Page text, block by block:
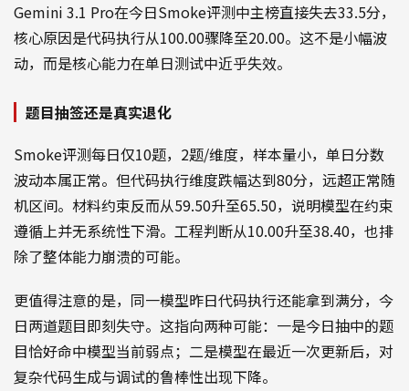
Gemini 3.1 Pro在今日Smoke评测中主榜直接失去33.5分，
核心原因是代码执行从100.00骤降至20.00。这不是小幅波
动，而是核心能力在单日测试中近乎失效。
题目抽签还是真实退化
Smoke评测每日仅10题，2题/维度，样本量小，单日分数
波动本属正常。但代码执行维度跌幅达到80分，远超正常随
机区间。材料约束反而从59.50升至65.50，说明模型在约束
遵循上并无系统性下滑。工程判断从10.00升至38.40，也排
除了整体能力崩溃的可能。
更值得注意的是，同一模型昨日代码执行还能拿到满分，今
日两道题目即刻失守。这指向两种可能：一是今日抽中的题
目恰好命中模型当前弱点；二是模型在最近一次更新后，对
复杂代码生成与调试的鲁棒性出现下降。